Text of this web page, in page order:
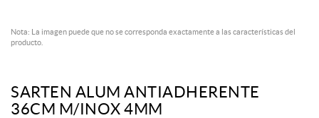
Nota: La imagen puede que no se corresponda exactamente a las características del
producto.
SARTEN ALUM ANTIADHERENTE
36CM M/INOX 4MM